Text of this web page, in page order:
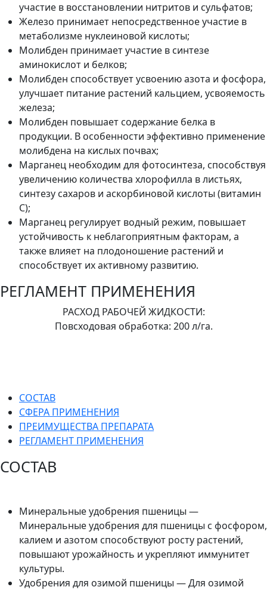
участие в восстановлении нитритов и сульфатов;
Железо принимает непосредственное участие в
метаболизме нуклеиновой кислоты;
Молибден принимает участие в синтезе
аминокислот и белков;
Молибден способствует усвоению азота и фосфора,
улучшает питание растений кальцием, усвояемость
железа;
Молибден повышает содержание белка в
продукции. В особенности эффективно применение
молибдена на кислых почвах;
Марганец необходим для фотосинтеза, способствуя
увеличению количества хлорофилла в листьях,
синтезу сахаров и аскорбиновой кислоты (витамин
С);
Марганец регулирует водный режим, повышает
устойчивость к неблагоприятным факторам, а
также влияет на плодоношение растений и
способствует их активному развитию.
РЕГЛАМЕНТ ПРИМЕНЕНИЯ
РАСХОД РАБОЧЕЙ ЖИДКОСТИ:
Повсходовая обработка: 200 л/га.
СОСТАВ
СФЕРА ПРИМЕНЕНИЯ
ПРЕИМУЩЕСТВА ПРЕПАРАТА
РЕГЛАМЕНТ ПРИМЕНЕНИЯ
СОСТАВ
Минеральные удобрения пшеницы —
Минеральные удобрения для пшеницы с фосфором,
калием и азотом способствуют росту растений,
повышают урожайность и укрепляют иммунитет
культуры.
Удобрения для озимой пшеницы — Для озимой